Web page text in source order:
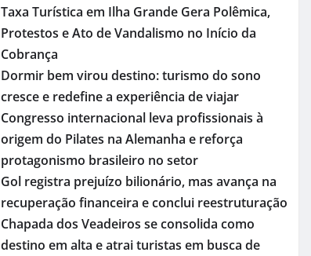
Taxa Turística em Ilha Grande Gera Polêmica,
Protestos e Ato de Vandalismo no Início da
Cobrança
Dormir bem virou destino: turismo do sono
cresce e redefine a experiência de viajar
Congresso internacional leva profissionais à
origem do Pilates na Alemanha e reforça
protagonismo brasileiro no setor
Gol registra prejuízo bilionário, mas avança na
recuperação financeira e conclui reestruturação
Chapada dos Veadeiros se consolida como
destino em alta e atrai turistas em busca de